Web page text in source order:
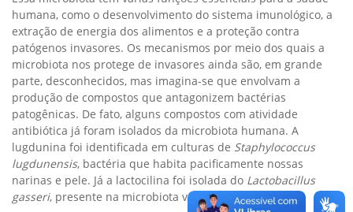
humana, como o desenvolvimento do sistema imunológico, a
extração de energia dos alimentos e a proteção contra
patógenos invasores. Os mecanismos por meio dos quais a
microbiota nos protege de invasores ainda são, em grande
parte, desconhecidos, mas imagina-se que envolvam a
produção de compostos que antagonizem bactérias
patogênicas. De fato, alguns compostos com atividade
antibiótica já foram isolados da microbiota humana. A
lugdunina foi identificada em culturas de Staphylococcus
lugdunensis, bactéria que habita pacificamente nossas
narinas e pele. Já a lactocilina foi isolada do Lactobacillus
gasseri, presente na microbiota vaginal humana.